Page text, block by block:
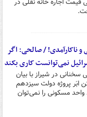
ناکارآمدی! / صالحی: اگر
نمی‌توانست کاری بکند
در شیراز با بیان
ابَر پروژه دولت سیزدهم
مسکونی را نمی‌توان